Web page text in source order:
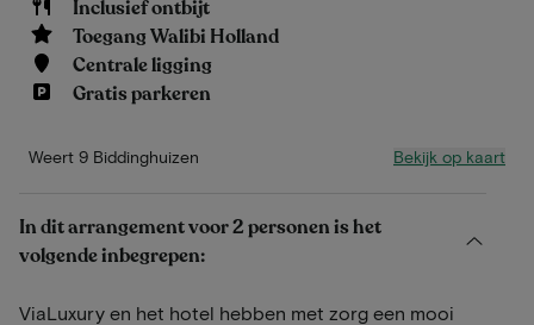
Inclusief ontbijt
Toegang Walibi Holland
Centrale ligging
Gratis parkeren
Weert 9 Biddinghuizen Bekijk op kaart
In dit arrangement voor 2 personen is het
volgende inbegrepen:
ViaLuxury en het hotel hebben met zorg een mooi